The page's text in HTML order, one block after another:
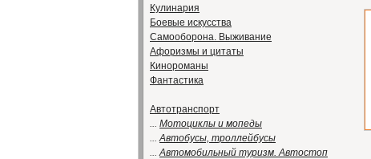
Кулинария
Боевые искусства
Самооборона. Выживание
Афоризмы и цитаты
Кинороманы
Фантастика
Автотранспорт
... Мотоциклы и мопеды
...Автобусы, троллейбусы
...Автомобильный туризм. Автостоп